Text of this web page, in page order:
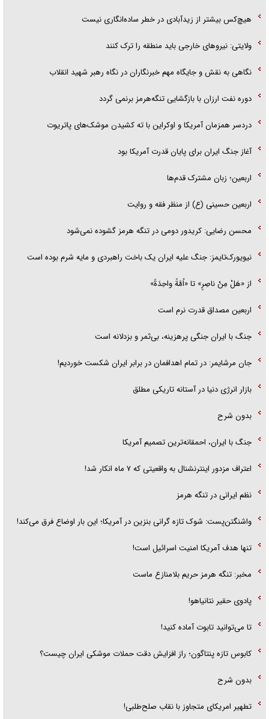
هیچ‌کس بیشتر از زیدآبادی در خطر ساده‌انگاری نیست
ولایتی: نیرو‌های خارجی باید منطقه را ترک کنند
نگاهی به نقش و جایگاه مهم خبرنگاران در نگاه رهبر شهید انقلاب
دوره نفت ارزان با بازگشایی تنگه‌هرمز برنمی گردد
دردسر همزمان آمریکا و اوکراین با ته کشیدن موشک‌های پاتریوت
آغاز جنگ ایران برای پایان قدرت آمریکا بود
اربعین؛ زبان مشترک قدم‌ها
اربعین حسینی (ع) از منظر فقه و روایت
محسن رضایی: کریدور دومی در تنگه هرمز گشوده نمی‌شود
نیویورک‌تایمز: جنگ علیه ایران یک باخت راهبردی و مایه شرم بوده است
از «هَلْ مِنْ ناصِرٍ» تا «اُمَّةً واحِدَةً»
اربعین مصداق قدرت نرم است
جنگ با ایران جنگی پرهزینه، بی‌ثمر و بزدلانه است
جان مرشایمر: در تمام اهدافمان در برابر ایران شکست خوردیم!
بازار انرژی دنیا در آستانه تاریکی مطلق
بدون شرح
جنگ با ایران، احمقانه‌ترین تصمیم آمریکا
اعتراف مزدور اینترنشنال به واقعیتی که ۷ ماه انکار شد!
نظم ایرانی در تنگه هرمز
واشنگتن‌پست: شوک تازه گرانی بنزین در آمریکا؛ این بار اوضاع فرق می‌کند!
تنها هدف آمریکا امنیت اسرائیل است!
مخبر: تنگه هرمز حریم بلامنازع ماست
پادوی حقیر نتانیاهو!
تا می‌توانید تابوت آماده کنید!
کابوس تازه پنتاگون؛ راز افزایش دقت حملات موشکی ایران چیست؟
بدون شرح
تطهیر امریکای متجاوز با نقاب صلح‌طلبی!